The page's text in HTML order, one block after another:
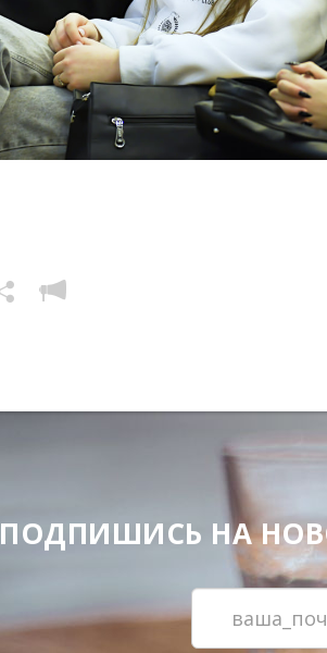
ПОДПИШИСЬ НА